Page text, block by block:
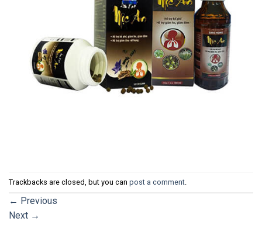
Trackbacks are closed, but you can post a comment
← Previous
Next →